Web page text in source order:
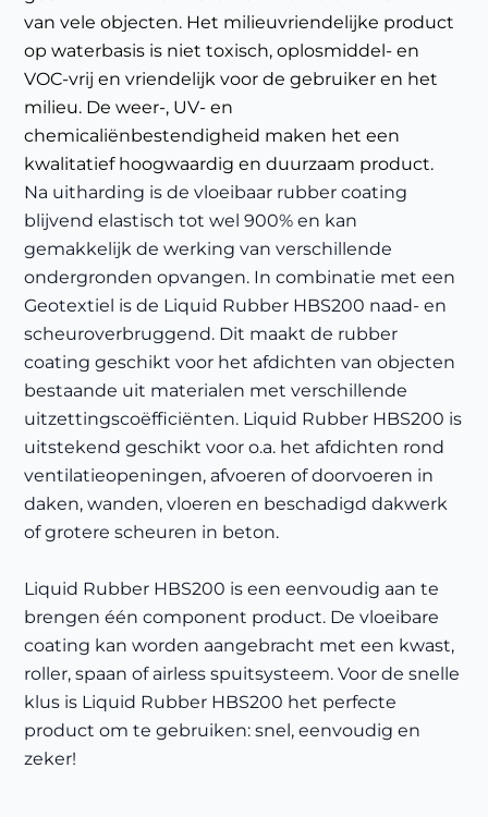
van vele objecten. Het milieuvriendelijke product
op waterbasis is niet toxisch, oplosmiddel- en
VOC-vrij en vriendelijk voor de gebruiker en het
milieu. De weer-, UV- en
chemicaliënbestendigheid maken het een
kwalitatief hoogwaardig en duurzaam product.
Na uitharding is de vloeibaar rubber coating
blijvend elastisch tot wel 900% en kan
gemakkelijk de werking van verschillende
ondergronden opvangen. In combinatie met een
Geotextiel is de Liquid Rubber HBS200 naad- en
scheuroverbruggend. Dit maakt de rubber
coating geschikt voor het afdichten van objecten
bestaande uit materialen met verschillende
uitzettingscoëfficiënten. Liquid Rubber HBS200 is
uitstekend geschikt voor o.a. het afdichten rond
ventilatieopeningen, afvoeren of doorvoeren in
daken, wanden, vloeren en beschadigd dakwerk
of grotere scheuren in beton.
Liquid Rubber HBS200 is een eenvoudig aan te
brengen één component product. De vloeibare
coating kan worden aangebracht met een kwast,
roller, spaan of airless spuitsysteem. Voor de snelle
klus is Liquid Rubber HBS200 het perfecte
product om te gebruiken: snel, eenvoudig en
zeker!